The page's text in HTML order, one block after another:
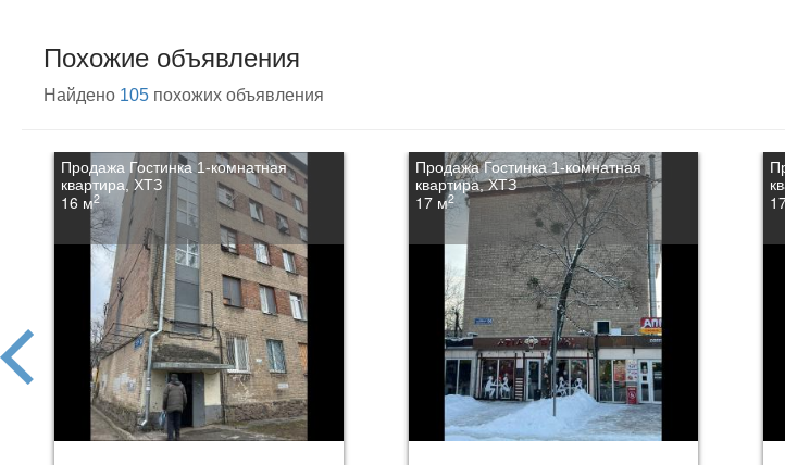
Похожие объявления
Найдено 105 похожих объявления
Продажа Гостинка 1-комнатная
квартира, ХТЗ
16 м2
Продажа Гостинка 1-комнатная
квартира, ХТЗ
17 м2
prev